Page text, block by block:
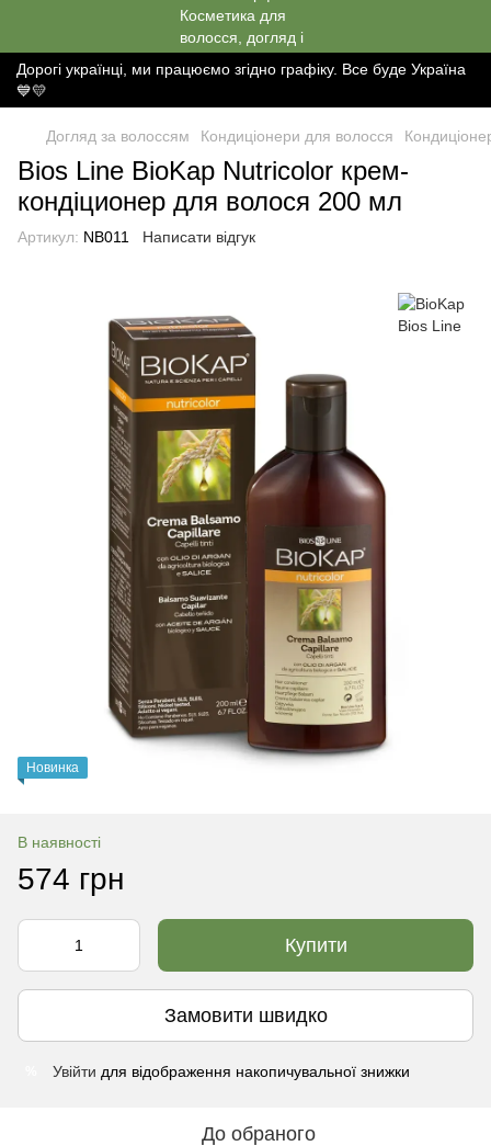
Дорогі українці, ми працюємо згідно графіку. Все буде Україна
💙💛
Догляд за волоссям Кондиціонери для волосся
Bios Line BioKap Nutricolor крем-
кондіционер для волося 200 мл
Артикул: NB011 Написати відгук
Новинка
В наявності
574 грн
Купити
Замовити швидко
Увійти для відображення накопичувальної знижки
До обраного